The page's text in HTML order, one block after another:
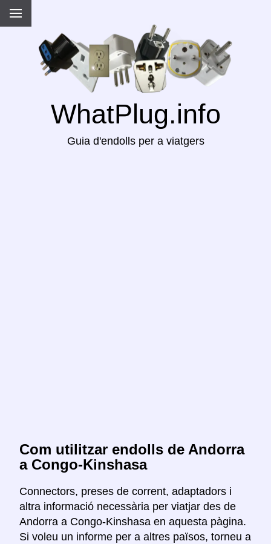
WhatPlug.info
Guia d'endolls per a viatgers
Com utilitzar endolls de Andorra
a Congo-Kinshasa
Connectors, preses de corrent, adaptadors i
altra informació necessària per viatjar des de
Andorra a Congo-Kinshasa en aquesta pàgina.
Si voleu un informe per a altres països, torneu a